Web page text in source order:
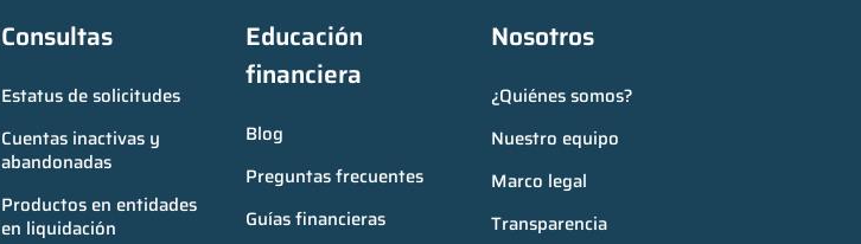
Consultas
Estatus de solicitudes
Cuentas inactivas y
abandonadas
Productos en entidades
en liquidación
Educación
financiera
Blog
Preguntas frecuentes
Guías financieras
Nosotros
¿Quiénes somos?
Nuestro equipo
Marco legal
Transparencia